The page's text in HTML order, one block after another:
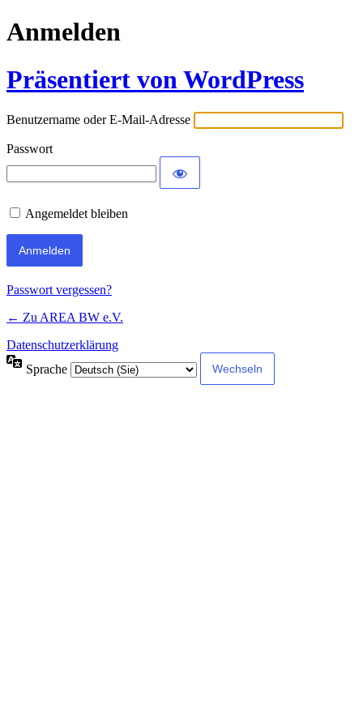
Anmelden
Präsentiert von WordPress
Benutzername oder E-Mail-Adresse
Passwort
Angemeldet bleiben
Passwort vergessen?
← Zu AREA BW e.V.
Datenschutzerklärung
Sprache